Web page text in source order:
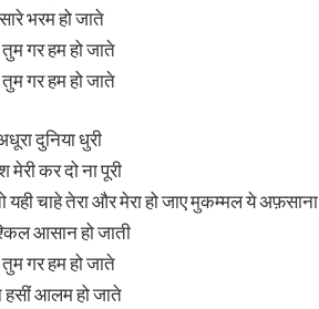
भरम हो जाते
गर हम हो जाते
गर हम हो जाते
दुनिया धुरी
मेरी कर दो ना पूरी
यही चाहे तेरा और मेरा हो जाए मुकम्मल ये अफ़साना
आसान हो जाती
गर हम हो जाते
आलम हो जाते